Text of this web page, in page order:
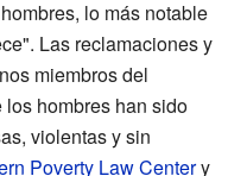
lo más notable
Las reclamaciones y
miembros del
hombres han sido
violentas y sin
Poverty Law Centery